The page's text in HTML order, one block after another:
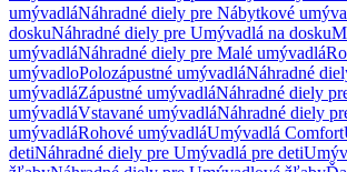
umývadláNáhradné diely pre Nábytkové
doskuNáhradné diely pre Umývadlá na dosku
umývadláNáhradné diely pre Malé umývadlá
umývadloPolozápustné umývadláNáhradné
umývadláZápustné umývadláNáhradné diely
umývadláVstavané umývadláNáhradné diely
umývadláRohové umývadláUmývadlá Comfort
detiNáhradné diely pre Umývadlá pre deti